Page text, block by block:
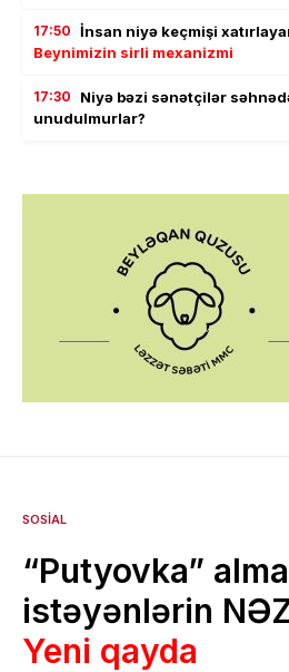
17:50 İnsan niyə keçmişi
Beynimizin sirli mexanizmi
17:30
Niyə bəzi sənətçilər
unudulmurlar?
SOSIAL
“Putyovka”
istəyənlərin
Yeni qayda